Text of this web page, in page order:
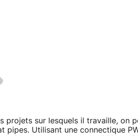
projets sur lesquels il travaille, on
pipes. Utilisant une connectique